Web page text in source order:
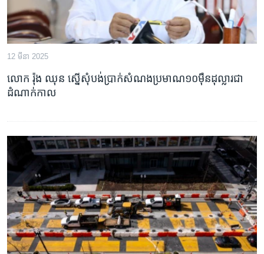
12 មីនា 2025
លោក រ៉ុង ឈុន ស្នើ​សុំ​បង់​ប្រាក់​សំណង​ប្រមាណ​១០​ម៉ឺន​ដុល្លារ​ជា​
ដំណាក់កាល